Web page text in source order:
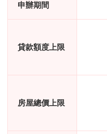
申辦期間
貸款額度上限
房屋總價上限